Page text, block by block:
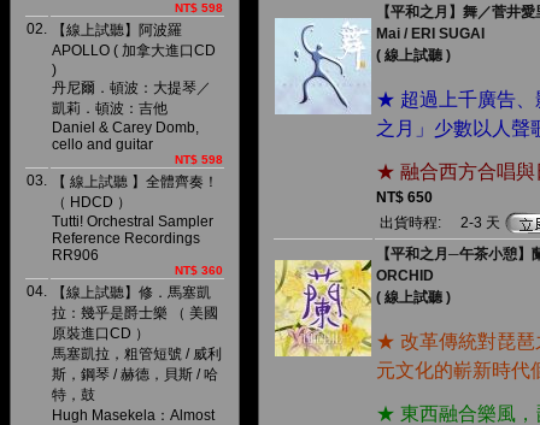
NT$ 598
02.
【線上試聽】阿波羅
APOLLO ( 加拿大進口CD
)
丹尼爾．頓波：大提琴／
凱莉．頓波：吉他
Daniel & Carey Domb,
cello and guitar
NT$ 598
03.
【 線上試聽 】全體齊奏！
（ HDCD ）
Tutti! Orchestral Sampler
Reference Recordings
RR906
NT$ 360
04.
【線上試聽】修．馬塞凱
拉：幾乎是爵士樂 （ 美國
原裝進口CD ）
馬塞凱拉，粗管短號 / 威利
斯，鋼琴 / 赫德，貝斯 / 哈
特，鼓
Hugh Masekela：Almost
【平和之月】舞／菅井愛
Mai / ERI SUGAI
( 線上試聽 )
★ 超過上千廣告、
之月」少數以人聲
★ 融合西方合唱與
NT$ 650
出貨時程:
2-3 天
【平和之月─午茶小憩】
ORCHID
( 線上試聽 )
★ 改革傳統對琵琶
元文化的嶄新時代
★ 東西融合樂風，